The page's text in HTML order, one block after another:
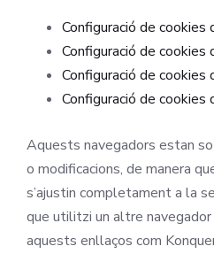
Configuració de cookies
Configuració de cookies
Configuració de cookies
Configuració de
Aquests navegadors estan
o modificacions, de manera
s’ajustin completament a la
que utilitzi un altre
aquests enllaços com